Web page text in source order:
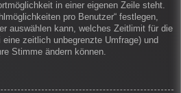
in einer eigenen Zeile steht.
pro Benutzer“ festlegen,
auswählen kann, welches Zeitlimit für die
zeitlich unbegrenzte Umfrage) und
Stimme ändern können.